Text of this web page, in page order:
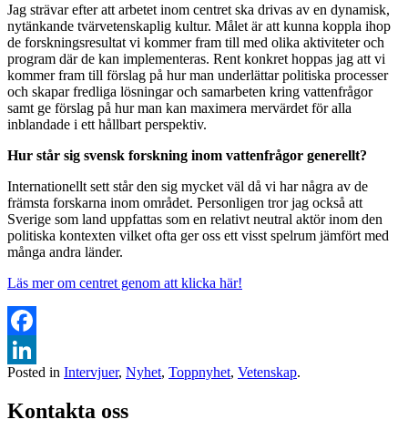
Jag strävar efter att arbetet inom centret ska drivas av en dynamisk,
nytänkande tvärvetenskaplig kultur. Målet är att kunna koppla ihop
de forskningsresultat vi kommer fram till med olika aktiviteter och
program där de kan implementeras. Rent konkret hoppas jag att vi
kommer fram till förslag på hur man underlättar politiska processer
och skapar fredliga lösningar och samarbeten kring vattenfrågor
samt ge förslag på hur man kan maximera mervärdet för alla
inblandade i ett hållbart perspektiv.
Hur står sig svensk forskning inom vattenfrågor generellt?
Internationellt sett står den sig mycket väl då vi har några av de
främsta forskarna inom området. Personligen tror jag också att
Sverige som land uppfattas som en relativt neutral aktör inom den
politiska kontexten vilket ofta ger oss ett visst spelrum jämfört med
många andra länder.
Läs mer om centret genom att klicka här!
Facebook
LinkedIn
Posted in Intervjuer, Nyhet, Toppnyhet, Vetenskap.
Kontakta oss